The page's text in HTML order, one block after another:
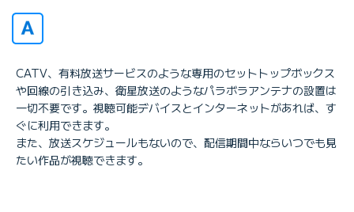
CATV、有料放送サービスのような専用のセットトップボックス
や回線の引き込み、衛星放送のようなパラボラアンテナの設置は
一切不要です。視聴可能デバイスとインターネットがあれば、す
ぐに利用できます。
また、放送スケジュールもないので、配信期間中ならいつでも見
たい作品が視聴できます。